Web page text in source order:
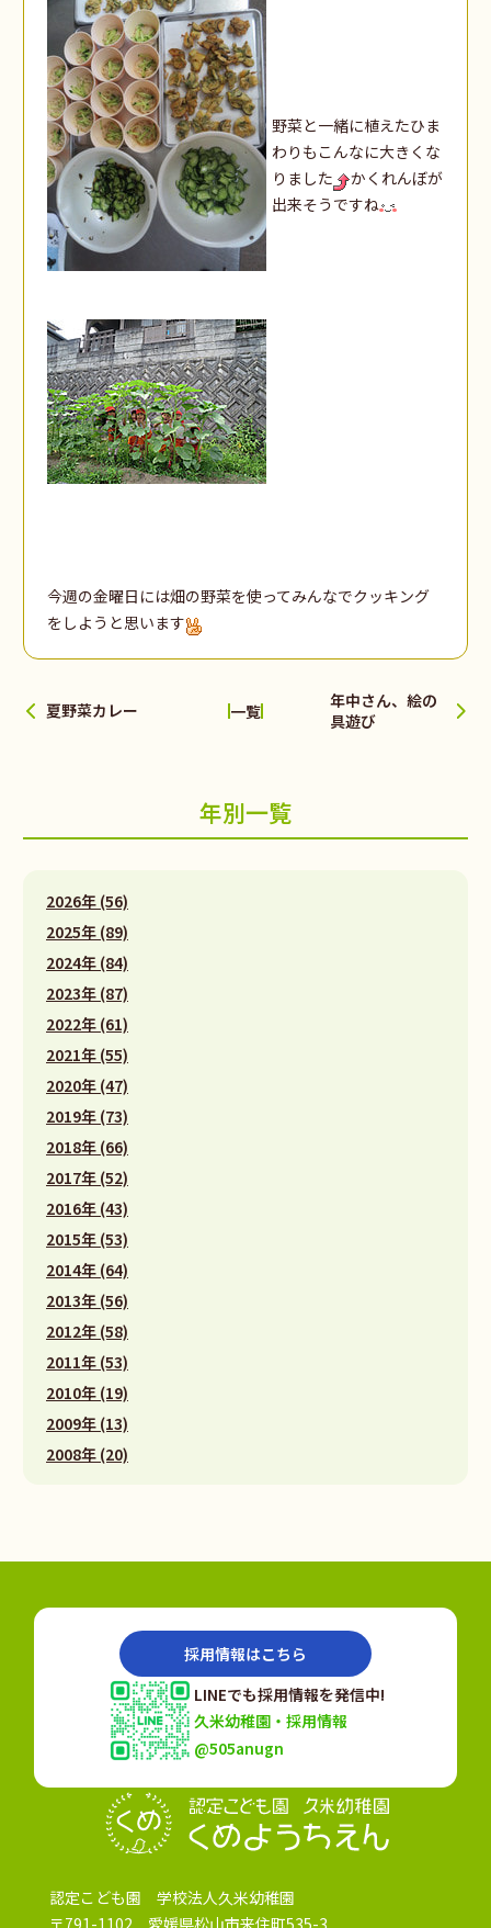
野菜と一緒に植えたひま
わりもこんなに大きくな
りました
かくれんぼが
出来そうですね
今週の金曜日には畑の野菜を使ってみんなでクッキング
をしようと思います
夏野菜カレー 一覧
年中さん、絵の
具遊び
年別一覧
2026年 (56)
2025年 (89)
2024年 (84)
2023年 (87)
2022年 (61)
2021年 (55)
2020年 (47)
2019年 (73)
2018年 (66)
2017年 (52)
2016年 (43)
2015年 (53)
2014年 (64)
2013年 (56)
2012年 (58)
2011年 (53)
2010年 (19)
2009年 (13)
2008年 (20)
認定こども園 学校法人久米幼稚園
〒791-1102 愛媛県松山市来住町535-3
採用情報はこちら
LINEでも採用情報を発信中!
久米幼稚園・採用情報
@505anugn